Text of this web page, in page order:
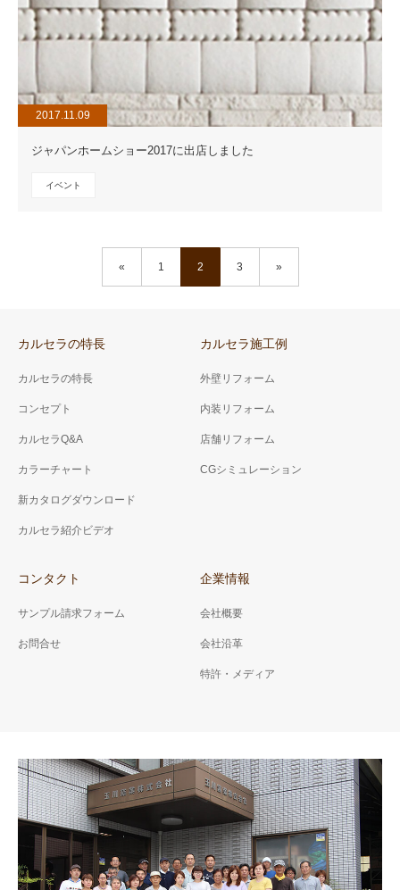
2017.11.09
ジャパンホームショー2017に出店しました
イベント
« 1 2 3 »
カルセラの特長
カルセラの特長
コンセプト
カルセラQ&A
カラーチャート
新カタログダウンロード
カルセラ紹介ビデオ
カルセラ施工例
外壁リフォーム
内装リフォーム
店舗リフォーム
CGシミュレーション
コンタクト
サンプル請求フォーム
お問合せ
企業情報
会社概要
会社沿革
特許・メディア